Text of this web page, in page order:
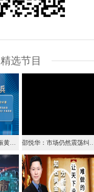
精选节目
盛文兵：避险因素提振黄金，金价回撤1281区域继续做多 邵悦华：市场仍然震荡纠